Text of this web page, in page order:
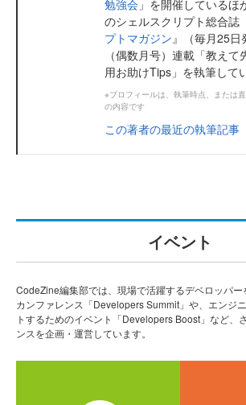
勉強会 」を開催しているほ
のシェルスクリプト総合誌
プトマガジン 』（毎月25日
（偶数月号）連載「教え
用お助けTips」を執筆して
※プロフィールは、執筆時点、または
の内容です
この著者の最近の執筆記事
イベント
CodeZine編集部では、現場で活躍するデベロッパ
カンファレンス「Developers Summit」や、エンジ
トするためのイベント「Developers Boost」など、
ンスを企画・運営しています。